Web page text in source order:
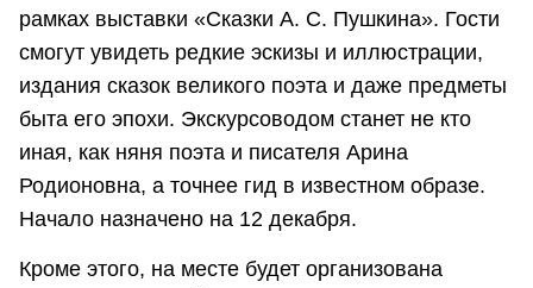
рамках выставки «Сказки А. С. Пушкина». Гости
смогут увидеть редкие эскизы и иллюстрации,
издания сказок великого поэта и даже предметы
быта его эпохи. Экскурсоводом станет не кто
иная, как няня поэта и писателя Арина
Родионовна, а точнее гид в известном образе.
Начало назначено на 12 декабря.
Кроме этого, на месте будет организована